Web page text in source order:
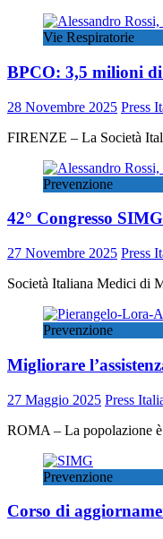
Vie Respiratorie
BPCO: 3,5 milioni
28 Novembre 2025 Press
FIRENZE – La Società
Prevenzione
42° Congresso
27 Novembre 2025 Press
Società Italiana Medici di
Prevenzione
Migliorare
27 Maggio 2025 Press
ROMA – La popolazione è
Prevenzione
Corso di